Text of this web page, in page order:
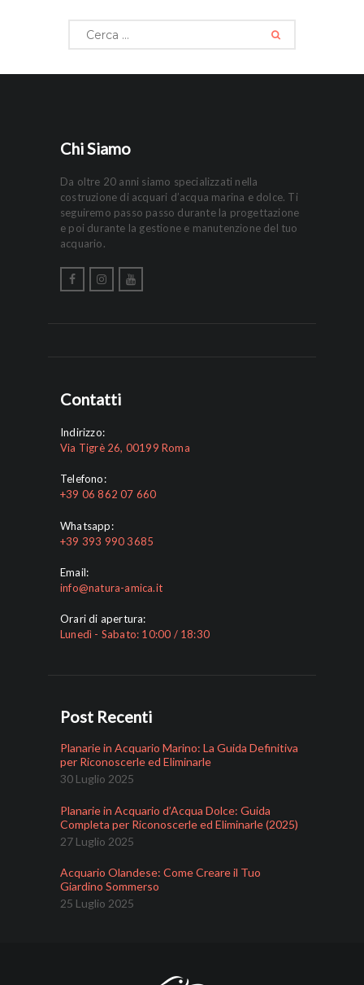
Ricerca
per:
Chi Siamo
Da oltre 20 anni siamo specializzati nella
costruzione di acquari d’acqua marina e dolce. Ti
seguiremo passo passo durante la progettazione
e poi durante la gestione e manutenzione del tuo
acquario.
Contatti
Indirizzo:
Via Tigrè 26, 00199 Roma
Telefono:
+39 06 862 07 660
Whatsapp:
+39 393 990 3685
Email:
info@natura-amica.it
Orari di apertura:
Lunedì - Sabato: 10:00 / 18:30
Post Recenti
Planarie in Acquario Marino: La Guida Definitiva
per Riconoscerle ed Eliminarle
30 Luglio 2025
Planarie in Acquario d’Acqua Dolce: Guida
Completa per Riconoscerle ed Eliminarle (2025)
27 Luglio 2025
Acquario Olandese: Come Creare il Tuo
Giardino Sommerso
25 Luglio 2025